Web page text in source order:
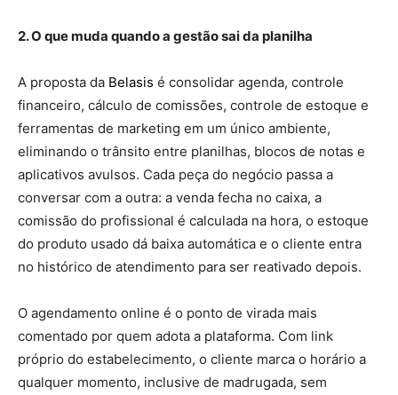
2. O que muda quando a gestão sai da planilha
A proposta da Belasis é consolidar agenda, controle
financeiro, cálculo de comissões, controle de estoque e
ferramentas de marketing em um único ambiente,
eliminando o trânsito entre planilhas, blocos de notas e
aplicativos avulsos. Cada peça do negócio passa a
conversar com a outra: a venda fecha no caixa, a
comissão do profissional é calculada na hora, o estoque
do produto usado dá baixa automática e o cliente entra
no histórico de atendimento para ser reativado depois.
O agendamento online é o ponto de virada mais
comentado por quem adota a plataforma. Com link
próprio do estabelecimento, o cliente marca o horário a
qualquer momento, inclusive de madrugada, sem